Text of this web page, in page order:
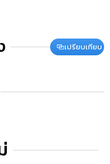
เปรียบเทียบ